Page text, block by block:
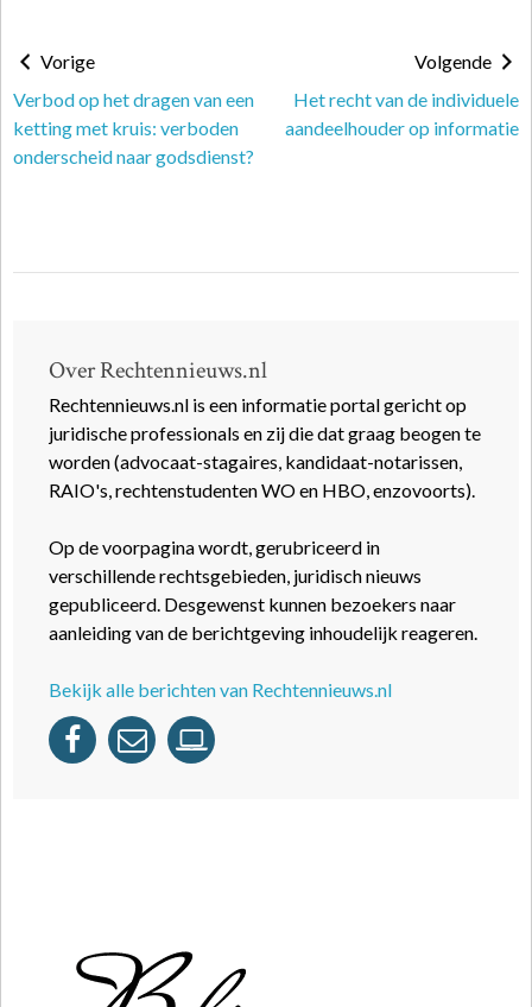
Vorige
Verbod op het dragen van een
ketting met kruis: verboden
onderscheid naar godsdienst?
Volgende
Het recht van de individuele
aandeelhouder op informatie
Over Rechtennieuws.nl
Rechtennieuws.nl is een informatie portal gericht op
juridische professionals en zij die dat graag beogen te
worden (advocaat-stagaires, kandidaat-notarissen,
RAIO's, rechtenstudenten WO en HBO, enzovoorts).
Op de voorpagina wordt, gerubriceerd in
verschillende rechtsgebieden, juridisch nieuws
gepubliceerd. Desgewenst kunnen bezoekers naar
aanleiding van de berichtgeving inhoudelijk reageren.
Bekijk alle berichten van Rechtennieuws.nl